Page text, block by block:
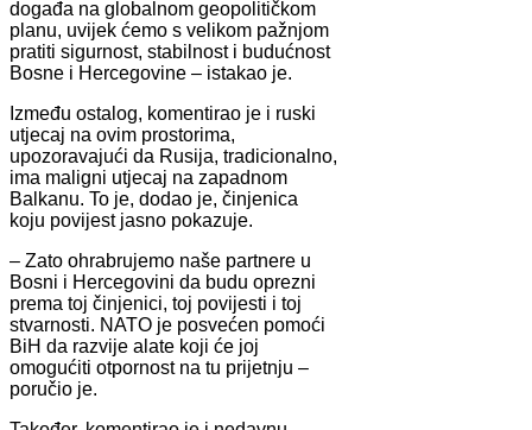
događa na globalnom geopolitičkom
planu, uvijek ćemo s velikom pažnjom
pratiti sigurnost, stabilnost i budućnost
Bosne i Hercegovine – istakao je.
Između ostalog, komentirao je i ruski
utjecaj na ovim prostorima,
upozoravajući da Rusija, tradicionalno,
ima maligni utjecaj na zapadnom
Balkanu. To je, dodao je, činjenica
koju povijest jasno pokazuje.
– Zato ohrabrujemo naše partnere u
Bosni i Hercegovini da budu oprezni
prema toj činjenici, toj povijesti i toj
stvarnosti. NATO je posvećen pomoći
BiH da razvije alate koji će joj
omogućiti otpornost na tu prijetnju –
poručio je.